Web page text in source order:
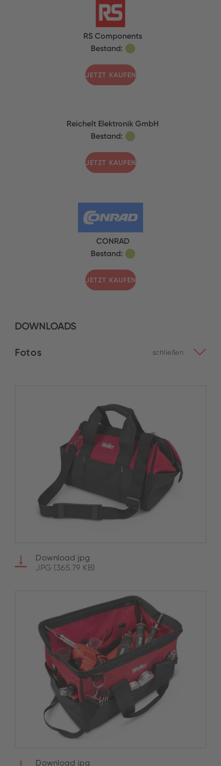
RS Components
Bestand:
JETZT KAUFEN
Reichelt Elektronik GmbH
Bestand:
JETZT KAUFEN
CONRAD
Bestand:
JETZT KAUFEN
DOWNLOADS
Fotos schließen
Download jpg
JPG (365.79 KB)
Download jpg